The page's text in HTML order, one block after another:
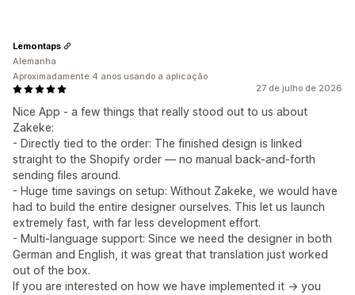
27 de julho de 2026
Nice App - a few things that really stood out to us about
Zakeke:
- Directly tied to the order: The finished design is linked
straight to the Shopify order — no manual back-and-forth
sending files around.
- Huge time savings on setup: Without Zakeke, we would have
had to build the entire designer ourselves. This let us launch
extremely fast, with far less development effort.
- Multi-language support: Since we need the designer in both
German and English, it was great that translation just worked
out of the box.
If you are interested on how we have implemented it -> you
Lemontaps
Alemanha
Aproximadamente 4 anos usando a aplicação